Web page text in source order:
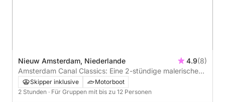
Nieuw Amsterdam, Niederlande 4.9(8)
Amsterdam Canal Classics: Eine 2-stündige malerische
Bootsfahrt
Skipper inklusive
Motorboot
2 Stunden · Für Gruppen mit bis zu 12 Personen